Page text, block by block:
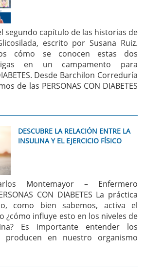
segundo capítulo de las historias de
escrito por Susana Ruiz.
cómo se conocen estas dos
en un campamento para
Desde Barchilon Correduría
de las PERSONAS CON DIABETES
DESCUBRE LA RELACIÓN ENTRE LA
INSULINA Y EL EJERCICIO FÍSICO
Montemayor – Enfermero
CON DIABETES La práctica
como bien sabemos, activa el
¿cómo influye esto en los niveles de
Es importante entender los
producen en nuestro organismo